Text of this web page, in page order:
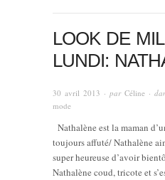
LOOK DE
LUNDI:
30 avril 2013 · par Céline ·
mode
Nathalène est la maman
toujours affuté/ Nathalène
super heureuse d’avoir
Nathalène coud, tricote et